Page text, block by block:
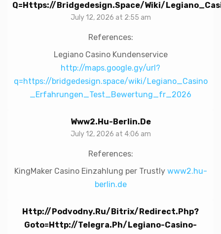
Q=https://bridgedesign.space/wiki/
July 12, 2026 at 2:55 am
References:
Legiano Casino Kundenservice
http://maps.google.gy/url?
q=https://bridgedesign.space/wiki/Legiano_Casino
_Erfahrungen_Test_Bewertung_fr_2026
Www2.hu-Berlin.de
July 12, 2026 at 4:06 am
References:
KingMaker Casino Einzahlung per Trustly www2.hu-
berlin.de
Http://podvodny.ru/bitrix/redirect.php?
Goto=http://telegra.ph/Legiano-Casino-